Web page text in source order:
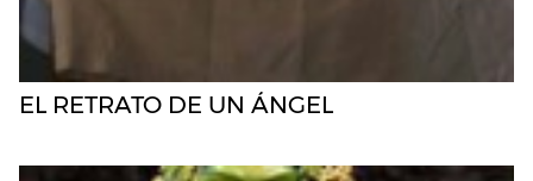
EL RETRATO DE UN ÁNGEL